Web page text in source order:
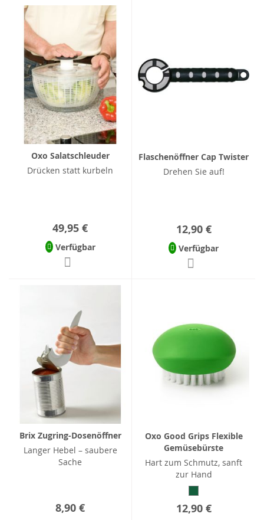
Oxo Salatschleuder
Drücken statt kurbeln
49,95 €
Verfügbar
Flaschenöffner Cap Twister
Drehen Sie auf!
12,90 €
Verfügbar
Brix Zugring-Dosenöffner
Langer Hebel – saubere
Sache
8,90 €
Oxo Good Grips Flexible
Gemüsebürste
Hart zum Schmutz, sanft
zur Hand
12,90 €